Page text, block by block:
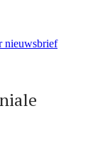
nieuwsbrief